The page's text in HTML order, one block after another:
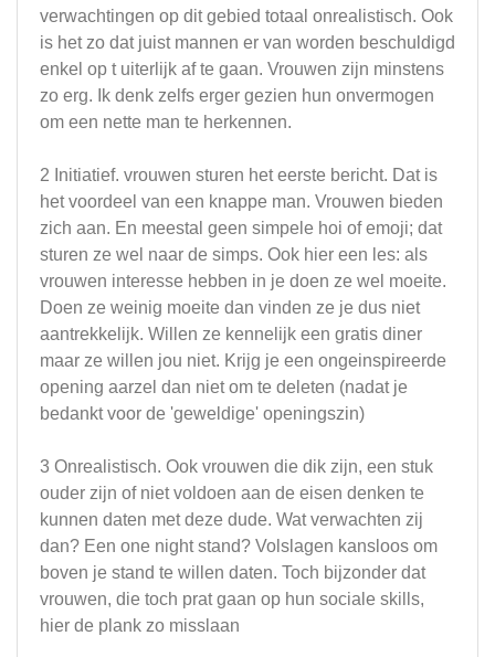
verwachtingen op dit gebied totaal onrealistisch. Ook
is het zo dat juist mannen er van worden beschuldigd
enkel op t uiterlijk af te gaan. Vrouwen zijn minstens
zo erg. Ik denk zelfs erger gezien hun onvermogen
om een nette man te herkennen.
2 Initiatief. vrouwen sturen het eerste bericht. Dat is
het voordeel van een knappe man. Vrouwen bieden
zich aan. En meestal geen simpele hoi of emoji; dat
sturen ze wel naar de simps. Ook hier een les: als
vrouwen interesse hebben in je doen ze wel moeite.
Doen ze weinig moeite dan vinden ze je dus niet
aantrekkelijk. Willen ze kennelijk een gratis diner
maar ze willen jou niet. Krijg je een ongeinspireerde
opening aarzel dan niet om te deleten (nadat je
bedankt voor de 'geweldige' openingszin)
3 Onrealistisch. Ook vrouwen die dik zijn, een stuk
ouder zijn of niet voldoen aan de eisen denken te
kunnen daten met deze dude. Wat verwachten zij
dan? Een one night stand? Volslagen kansloos om
boven je stand te willen daten. Toch bijzonder dat
vrouwen, die toch prat gaan op hun sociale skills,
hier de plank zo misslaan